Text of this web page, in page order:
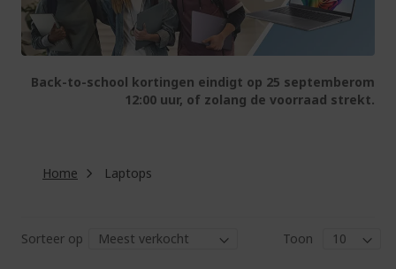
Back-to-school kortingen eindigt op 25 septemberom
12:00 uur, of zolang de voorraad strekt.
Home Laptops
Sorteer op Toon